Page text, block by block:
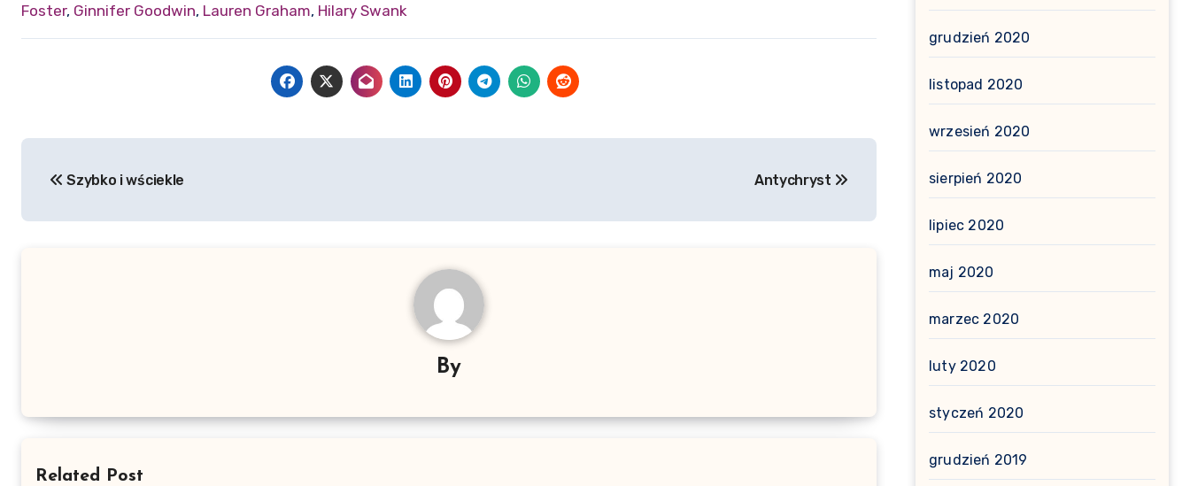
Foster, Ginnifer Goodwin, Lauren Graham, Hilary Swank
wpisuSzybko i wściekle Antychryst
By
Related Post
grudzień 2020
listopad 2020
wrzesień 2020
sierpień 2020
lipiec 2020
maj 2020
marzec 2020
luty 2020
styczeń 2020
grudzień 2019